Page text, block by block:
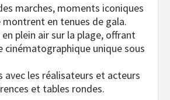
marches, moments iconiques
montrent en tenues de gala.
plein air sur la plage, offrant
cinématographique unique sous
avec les réalisateurs et acteurs
et tables rondes.